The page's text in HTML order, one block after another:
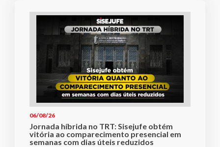
06/08/26
Jornada híbrida no TRT: Sisejufe obtém
vitória ao comparecimento presencial em
semanas com dias úteis reduzidos